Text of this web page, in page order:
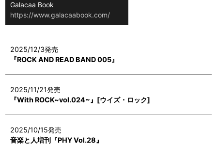
Galacaa Book
https://www.galacaabook.com/
2025/12/3発売
『ROCK AND READ BAND 005』
2025/11/21発売
『With ROCK~vol.024~』[ウイズ・ロック]
2025/10/15発売
音楽と人増刊『PHY Vol.28』